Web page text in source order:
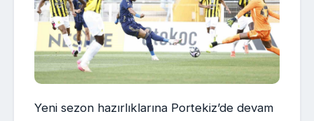
Yeni sezon hazırlıklarına Portekiz’de devam